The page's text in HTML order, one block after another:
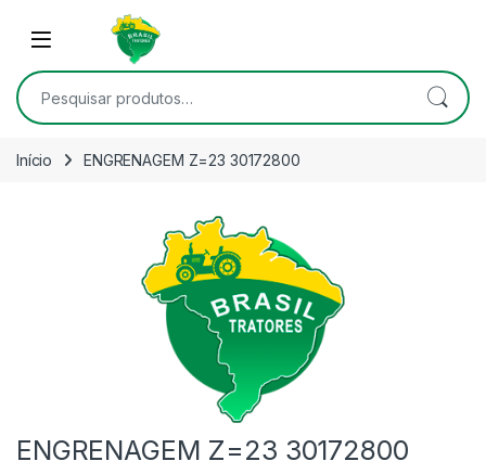
Skip to navigation
Open
Pesquisar por:
Início ENGRENAGEM Z=23 30172800
ENGRENAGEM Z=23 30172800